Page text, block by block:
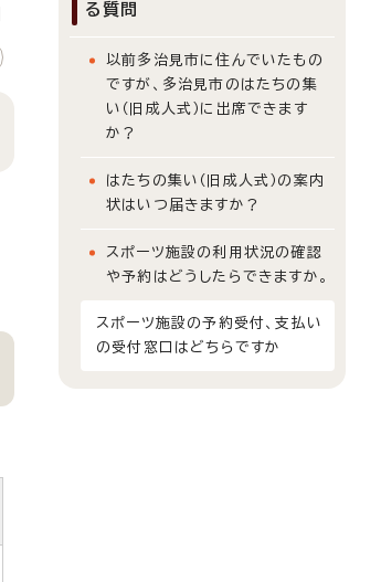
る質問
以前多治見市に住んでいたもの
ですが、多治見市のはたちの集
い（旧成人式）に出席できます
か？
はたちの集い（旧成人式）の案内
状はいつ届きますか？
スポーツ施設の利用状況の確認
や予約はどうしたらできますか。
スポーツ施設の予約受付、支払い
の受付窓口はどちらですか